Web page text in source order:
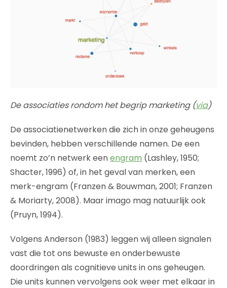
De associaties rondom het begrip marketing (via)
De associatienetwerken die zich in onze geheugens
bevinden, hebben verschillende namen. De een
noemt zo’n netwerk eenengram (Lashley, 1950;
Shacter, 1996) of, in het geval van merken, een
merk-engram (Franzen & Bouwman, 2001; Franzen
& Moriarty, 2008). Maar imago mag natuurlijk ook
(Pruyn, 1994).
Volgens Anderson (1983) leggen wij alleen signalen
vast die tot ons bewuste en onderbewuste
doordringen als cognitieve units in ons geheugen.
Die units kunnen vervolgens ook weer met elkaar in